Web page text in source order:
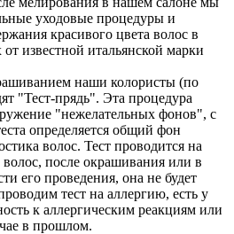
уходовые процедуры и
красивого цвета волос в
известной итальянской марки
наши колористы (по
"Тест-прядь". Эта процедура
"нежелательных фонов", с
определяется общий фон
волос. Тест проводится на
после окрашивания или в
его проведения, она не будет
тест на аллергию, есть у
к аллергическим реакциям или
в прошлом.